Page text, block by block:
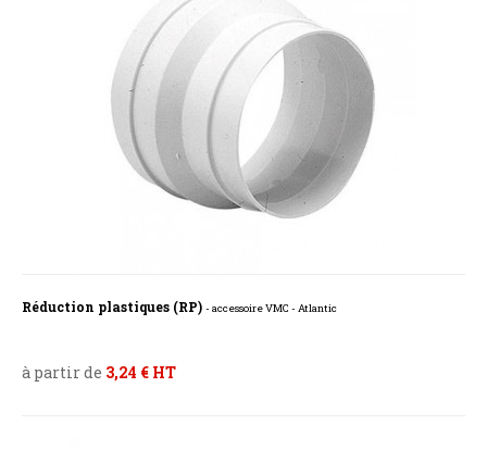
Réduction plastiques (RP) - accessoire VMC - Atlantic
à partir de 3,24 € HT